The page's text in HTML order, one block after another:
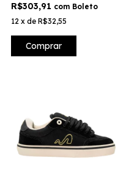
R$303,91 com Boleto
12 x de R$32,55
Comprar